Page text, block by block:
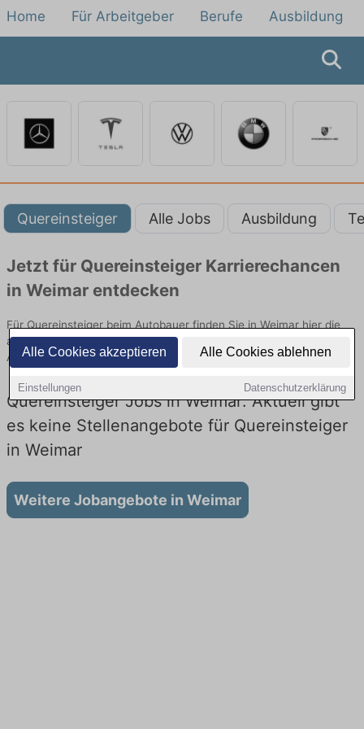
Alle Cookies akzeptieren Alle Cookies ablehnen
Einstellungen Datenschutzerklärung
Home Für Arbeitgeber Berufe Ausbildung
Quereinsteiger Alle Jobs Ausbildung
Jetzt für Quereinsteiger Karrierechancen
in Weimar entdecken
Für Quereinsteiger beim Autobauer finden Sie in Weimar hier die
aktuellsten Angebote. Entdecken Sie freie Optionen von Top-
Arbeitgebern und bewerben Sie sich noch heute.
Quereinsteiger Jobs in Weimar: Aktuell gibt
es keine Stellenangebote für Quereinsteiger
in Weimar
Weitere Jobangebote in Weimar